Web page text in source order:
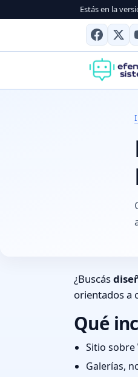
Estás en la
¿Buscás
orientados a
Qué
Sitio sobre
Galerías,